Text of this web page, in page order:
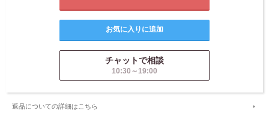
チャットで相談
10:30～19:00
返品についての詳細はこちら